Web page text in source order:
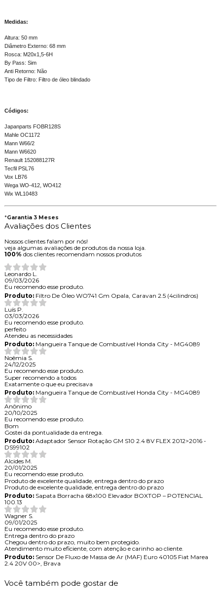
Medidas:
Altura: 50 mm
Diâmetro Externo: 68 mm
Rosca: M20x1,5-6H
By Pass: Sim
Anti Retorno: Não
Tipo de Filtro: Filtro de óleo blindado
Códigos:
Japanparts FOBR128S
Mahle OC1172
Mann W66/2
Mann W6620
Renault 152088127R
Tecfil PSL76
Vox LB76
Wega WO-412, WO412
Wix WL10483
*Garantia 3 Meses
Avaliações dos Clientes
Nossos clientes falam por nós!
veja algumas avaliações de produtos da nossa loja.
100% dos clientes recomendam nossos produtos
Leonardo L.
09/03/2026
Eu recomendo esse produto.
Produto:Filtro De Óleo WO741 Gm Opala, Caravan 2.5 (4cilindros)
Luís P.
03/03/2026
Eu recomendo esse produto.
perfeito
Atendeu as necessidades
Produto:Mangueira Tanque de Combustível Honda City - MG4089
Noêmia S.
24/12/2025
Eu recomendo esse produto.
Super recomendo a todos
Exatamente o que eu precisava
Produto:Mangueira Tanque de Combustível Honda City - MG4089
Anônimo
20/10/2025
Eu recomendo esse produto.
Bom
Gostei da pontualidade da entrega.
Produto:Adaptador Sensor Rotação GM S10 2.4 8V FLEX 2012>2016 -
DS99102
Alcides M.
20/01/2025
Eu recomendo esse produto.
Produto de excelente qualidade, entrega dentro do prazo
Produto de excelente qualidade, entrega dentro do prazo
Produto:Sapata Borracha 68x100 Elevador BOXTOP – POTENCIAL
100.13
Wagner S.
09/01/2025
Eu recomendo esse produto.
Entrega dentro do prazo
Chegou dentro do prazo, muito bem protegido.
Atendimento muito eficiente, com atenção e carinho ao cliente.
Produto:Sensor De Fluxo de Massa de Ar (MAF) Euro 40105 Fiat Marea
2.4 20V 00>, Brava
Você também pode gostar de